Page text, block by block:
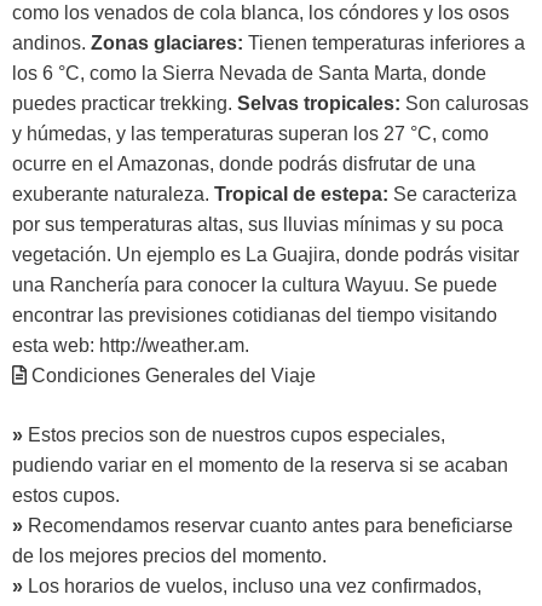
como los venados de cola blanca, los cóndores y los osos
andinos. Zonas glaciares: Tienen temperaturas inferiores a
los 6 °C, como la Sierra Nevada de Santa Marta, donde
puedes practicar trekking. Selvas tropicales: Son calurosas
y húmedas, y las temperaturas superan los 27 °C, como
ocurre en el Amazonas, donde podrás disfrutar de una
exuberante naturaleza. Tropical de estepa: Se caracteriza
por sus temperaturas altas, sus lluvias mínimas y su poca
vegetación. Un ejemplo es La Guajira, donde podrás visitar
una Ranchería para conocer la cultura Wayuu. Se puede
encontrar las previsiones cotidianas del tiempo visitando
esta web: http://weather.am.
Condiciones Generales del Viaje
» Estos precios son de nuestros cupos especiales,
pudiendo variar en el momento de la reserva si se acaban
estos cupos.
» Recomendamos reservar cuanto antes para beneficiarse
de los mejores precios del momento.
» Los horarios de vuelos, incluso una vez confirmados,